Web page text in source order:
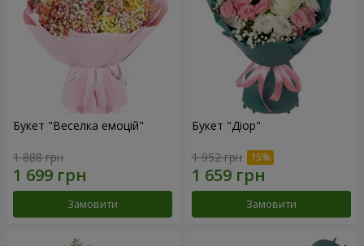
Букет "Веселка емоцій"
1 888 грн
Замовити
Букет "Діор"
1 952 грн
Замовити